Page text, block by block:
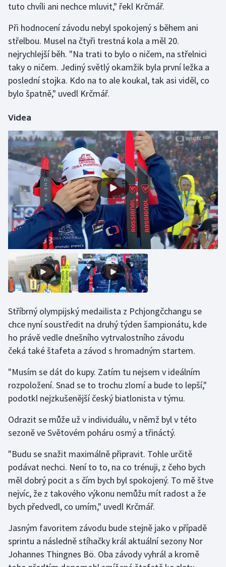
tuto chvíli ani nechce mluvit," řekl Krčmář.
Při hodnocení závodu nebyl spokojený s během ani
střelbou. Musel na čtyři trestná kola a měl 20.
nejrychlejší běh. "Na trati to bylo o ničem, na střelnici
taky o ničem. Jediný světlý okamžik byla první ležka a
poslední stojka. Kdo na to ale koukal, tak asi viděl, co
bylo špatně," uvedl Krčmář.
Videa
Stříbrný olympijský medailista z Pchjongčchangu se
chce nyní soustředit na druhý týden šampionátu, kde
ho právě vedle dnešního vytrvalostního závodu
čeká také štafeta a závod s hromadným startem.
"Musím se dát do kupy. Zatím tu nejsem v ideálním
rozpoložení. Snad se to trochu zlomí a bude to lepší,"
podotkl nejzkušenější český biatlonista v týmu.
Odrazit se může už v individuálu, v němž byl v této
sezoně ve Světovém poháru osmý a třináctý.
"Budu se snažit maximálně připravit. Tohle určitě
podávat nechci. Není to to, na co trénuji, z čeho bych
měl dobrý pocit a s čím bych byl spokojený. To mě štve
nejvíc, že z takového výkonu nemůžu mít radost a že
bych předvedl, co umím," uvedl Krčmář.
Jasným favoritem závodu bude stejně jako v případě
sprintu a následně stíhačky král aktuální sezony Nor
Johannes Thingnes Bö. Oba závody vyhrál a kromě